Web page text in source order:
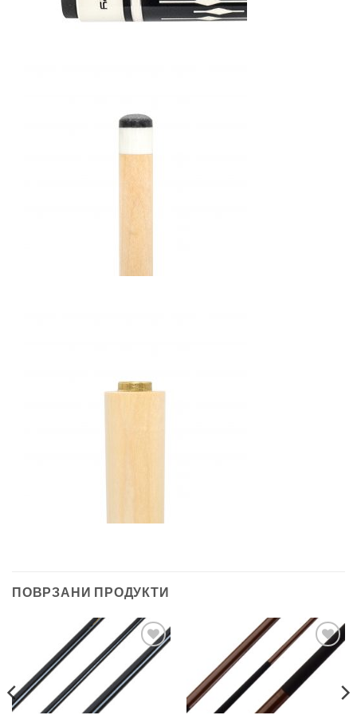
ПОВРЗАНИ ПРОДУКТИ
Во
желботека
Во
желботека